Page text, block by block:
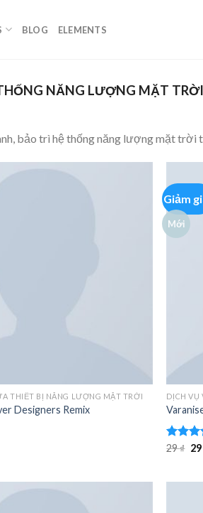
BLOG ELEMENTS
NĂNG LƯỢNG MẶT TRỜI
bảo trì hệ thống năng lượng mặt trời
THIẾT BỊ NĂNG LƯỢNG MẶT TRỜI
Designers Remix
Giảm
Mới
Được
3.505
29₫ 29